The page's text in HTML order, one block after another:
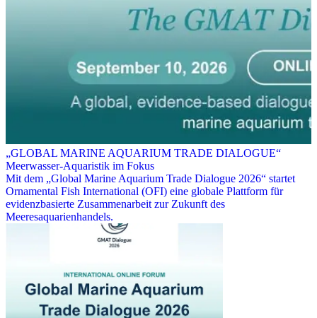
„GLOBAL MARINE AQUARIUM TRADE DIALOGUE“
Meerwasser-Aquaristik im Fokus
Mit dem „Global Marine Aquarium Trade Dialogue 2026“ startet
Ornamental Fish International (OFI) eine globale Plattform für
evidenzbasierte Zusammenarbeit zur Zukunft des
Meeresaquarienhandels.